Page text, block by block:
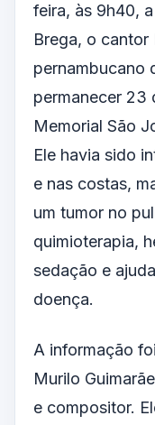
feira, às 9h40,
Brega, o cantor
pernambucano
permanecer 23
Memorial São
Ele havia sido
e nas costas,
um tumor no
quimioterapia,
sedação e
doença.
A informação
Murilo
e compositor.